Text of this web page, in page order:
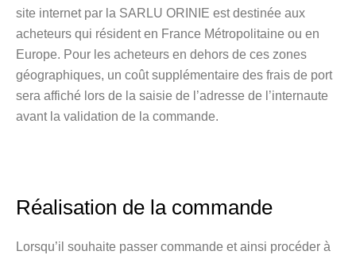
site internet par la SARLU ORINIE est destinée aux
acheteurs qui résident en France Métropolitaine ou en
Europe. Pour les acheteurs en dehors de ces zones
géographiques, un coût supplémentaire des frais de port
sera affiché lors de la saisie de l’adresse de l’internaute
avant la validation de la commande.
Réalisation de la commande
Lorsqu’il souhaite passer commande et ainsi procéder à